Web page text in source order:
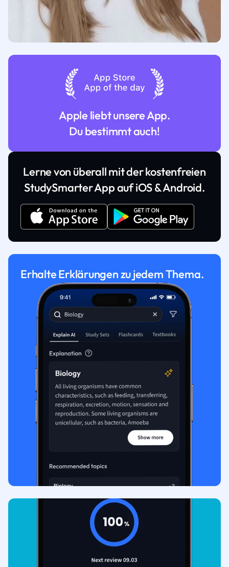
Apple liebt unsere App.
Du bestimmt auch!
Lerne von überall mit der kostenfreien
StudySmarter App auf iOS & Android.
Erhalte Erklärungen zu jedem Thema.